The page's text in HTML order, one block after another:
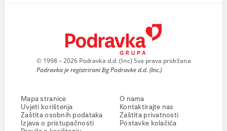
© 1998 – 2026 Podravka d.d. (Inc) Sva prava pridržana
Podravka je registrirani žig Podravke d.d. (Inc.)
Mapa stranice
Uvjeti korištenja
Zaštita osobnih podataka
Izjava o pristupačnosti
O nama
Kontaktirajte nas
Zaštita privatnosti
Postavke kolačića